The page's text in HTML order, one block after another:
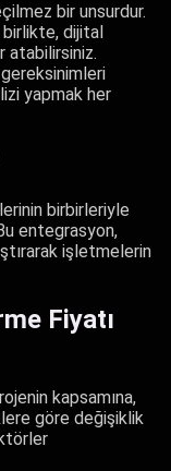
bir unsurdur.
dijital
atabilirsiniz.
yapmak her
birbirleriyle
entegrasyon,
işletmelerin
Fiyatı
kapsamına,
göre değişiklik